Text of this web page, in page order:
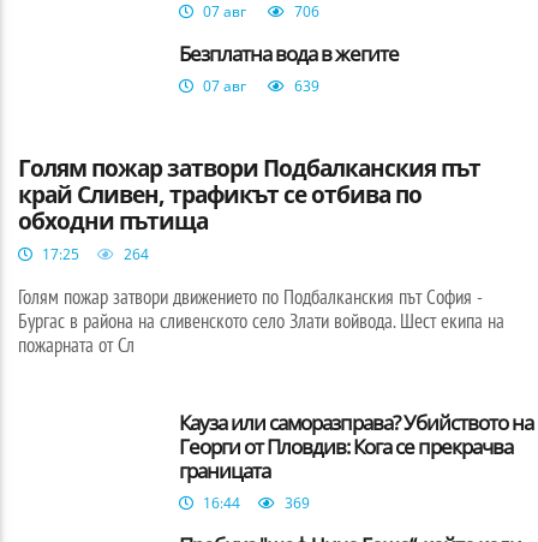
07 авг 706
Безплатна вода в жегите
07 авг 639
Голям пожар затвори Подбалканския път
край Сливен, трафикът се отбива по
обходни пътища
17:25 264
Голям пожар затвори движението по Подбалканския път София -
Бургас в района на сливенското село Злати войвода. Шест екипа на
пожарната от Сл
Кауза или саморазправа? Убийството на
Георги от Пловдив: Кога се прекрачва
границата
16:44 369